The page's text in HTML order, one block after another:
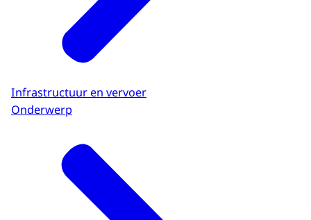
Infrastructuur en vervoer
Onderwerp